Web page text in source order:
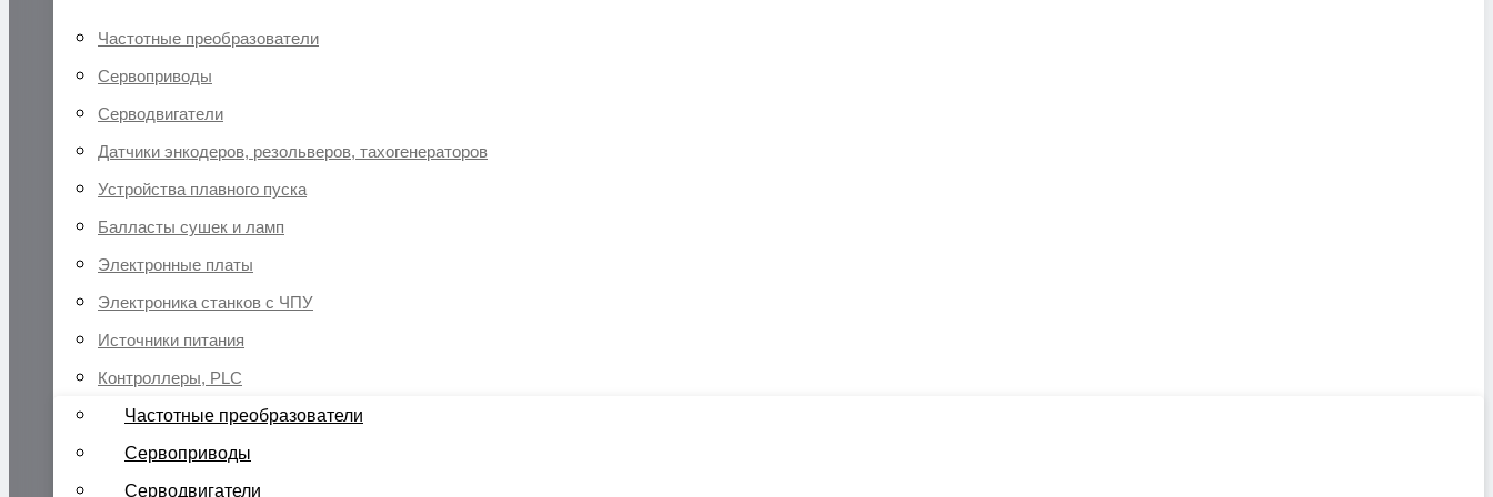
Частотные преобразователи
Сервоприводы
Серводвигатели
Датчики энкодеров, резольверов, тахогенераторов
Устройства плавного пуска
Балласты сушек и ламп
Электронные платы
Электроника станков с ЧПУ
Источники питания
Контроллеры, PLC
Частотные преобразователи
Сервоприводы
Серводвигатели